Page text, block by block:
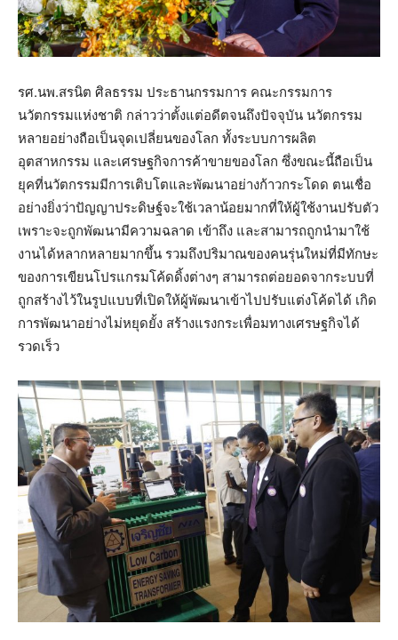
รศ.นพ.สรนิต ศิลธรรม ประธานกรรมการ คณะกรรมการ
นวัตกรรมแห่งชาติ กล่าวว่าตั้งแต่อดีตจนถึงปัจจุบัน นวัตกรรม
หลายอย่างถือเป็นจุดเปลี่ยนของโลก ทั้งระบบการผลิต
อุตสาหกรรม และเศรษฐกิจการค้าขายของโลก ซึ่งขณะนี้ถือเป็น
ยุคที่นวัตกรรมมีการเติบโตและพัฒนาอย่างก้าวกระโดด ตนเชื่อ
อย่างยิ่งว่าปัญญาประดิษฐ์จะใช้เวลาน้อยมากที่ให้ผู้ใช้งานปรับตัว
เพราะจะถูกพัฒนามีความฉลาด เข้าถึง และสามารถถูกนำมาใช้
งานได้หลากหลายมากขึ้น รวมถึงปริมาณของคนรุ่นใหม่ที่มีทักษะ
ของการเขียนโปรแกรมโค้ดดิ้งต่างๆ สามารถต่อยอดจากระบบที่
ถูกสร้างไว้ในรูปแบบที่เปิดให้ผู้พัฒนาเข้าไปปรับแต่งโค้ดได้ เกิด
การพัฒนาอย่างไม่หยุดยั้ง สร้างแรงกระเพื่อมทางเศรษฐกิจได้
รวดเร็ว